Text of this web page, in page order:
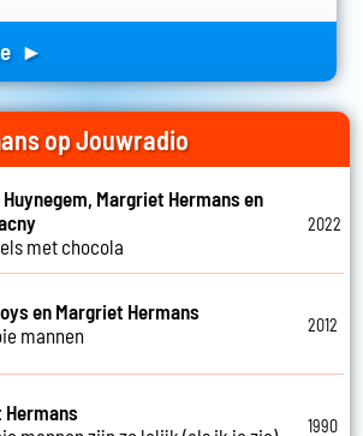
►
op Jouwradio
Huynegem, Margriet Hermans en
met chocola
2022
en Margriet Hermans
mannen
2012
1990